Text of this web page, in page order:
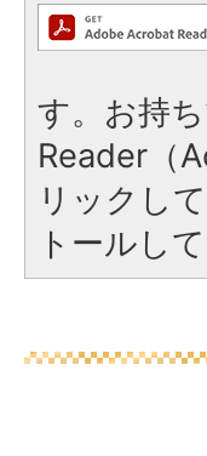
す。お持
Reader（
リックし
トールし